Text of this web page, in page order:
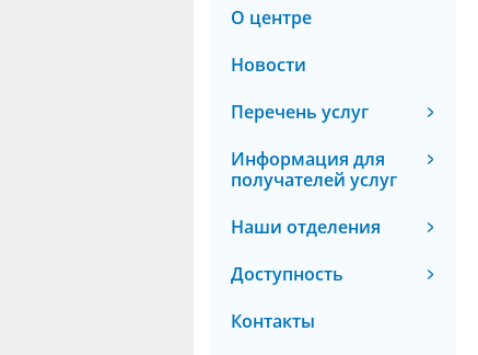
О центре
Новости
Перечень услуг
Информация для
получателей услуг
Наши отделения
Доступность
Контакты